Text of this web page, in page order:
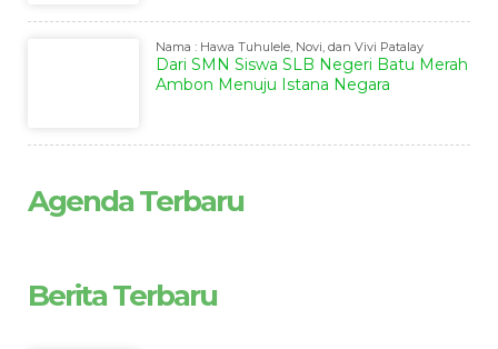
Nama : Hawa Tuhulele, Novi, dan Vivi Patalay
Dari SMN Siswa SLB Negeri Batu Merah
Ambon Menuju Istana Negara
Agenda Terbaru
Berita Terbaru